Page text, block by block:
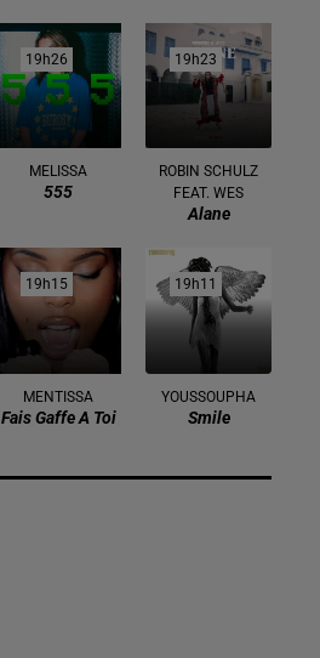
19h26
19h26
MELISSA
555
19h23
19h23
ROBIN SCHULZ
FEAT. WES
Alane
19h15
19h15
MENTISSA
Fais Gaffe A Toi
19h11
19h11
YOUSSOUPHA
Smile